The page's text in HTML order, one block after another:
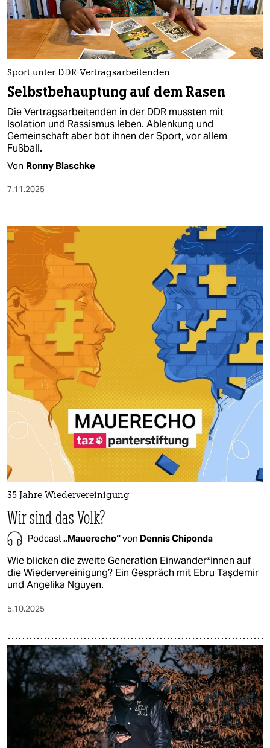
nord
wahrheit
verlag
verlag
veranstaltungen
shop
abo
genossenschaft
epaper login
Sport unter DDR-Vertragsarbeitenden
Selbstbehauptung auf dem Rasen
Die Vertragsarbeitenden in der DDR mussten mit
Isolation und Rassismus leben. Ablenkung und
Gemeinschaft aber bot ihnen der Sport, vor allem
Fußball.
Von Ronny Blaschke
7.11.2025
35 Jahre Wiedervereinigung
Wir sind das Volk?
Podcast„Mauerecho“von Dennis Chiponda
Wie blicken die zweite Generation Ein­wan­de­r*in­nen auf
die Wiedervereinigung? Ein Gespräch mit Ebru Taşdemir
und Angelika Nguyen.
5.10.2025